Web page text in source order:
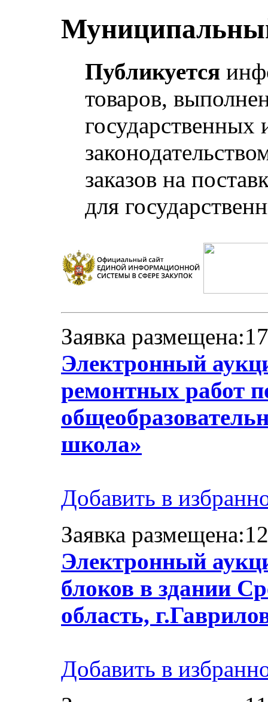
Публикуется
товаров,
заказов на
для
Заявка
Электронный
ремонтных работ
школа»
Добавить в
Заявка
Электронный
блоков в здании
область,
Добавить в